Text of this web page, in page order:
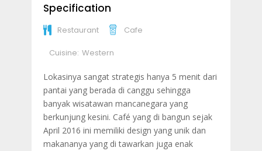
Specification
Restaurant Cafe
Cuisine: Western
Lokasinya sangat strategis hanya 5 menit dari
pantai yang berada di canggu sehingga
banyak wisatawan mancanegara yang
berkunjung kesini. Café yang di bangun sejak
April 2016 ini memiliki design yang unik dan
makananya yang di tawarkan juga enak